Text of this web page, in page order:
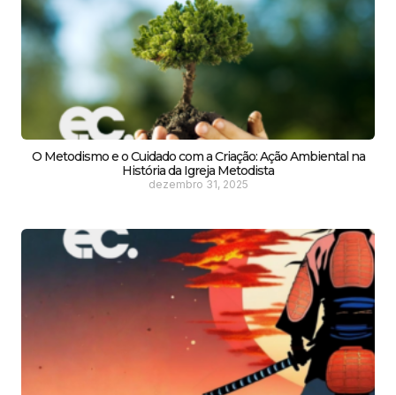
O Metodismo e o Cuidado com a Criação: Ação Ambiental na
História da Igreja Metodista
dezembro 31, 2025